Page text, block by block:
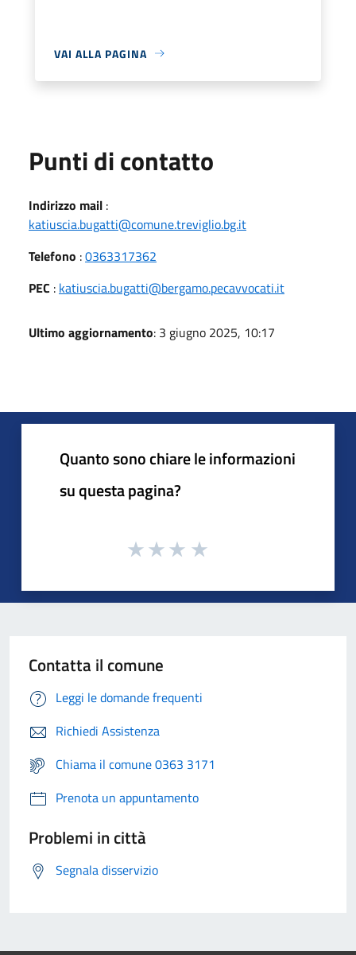
VAI ALLA PAGINA
Punti di contatto
Indirizzo mail :
katiuscia.bugatti@comune.treviglio.bg.it
Telefono :0363317362
PEC : katiuscia.bugatti@bergamo.pecavvocati.it
Ultimo aggiornamento: 3 giugno 2025, 10:17
Quanto sono chiare le informazioni
su questa pagina?
Contatta il comune
Leggi le domande frequenti
Richiedi Assistenza
Chiama il comune 0363 3171
Prenota un appuntamento
Problemi in città
Segnala disservizio